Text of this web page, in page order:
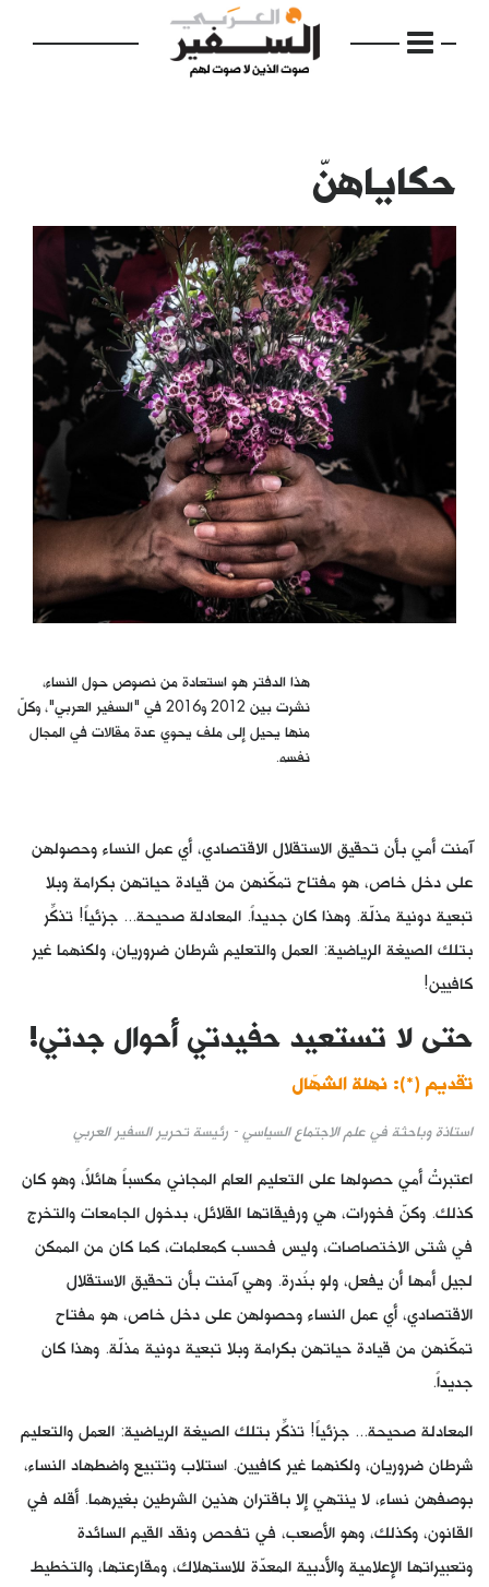
الرئيسية
مواضيع
إفتتاحية
فكرة
دفاتر
بالصورة
كتّابنا
الأرشيف
حكاياهنّ
هذا الدفتر هو استعادة من نصوص حول النساء،
نشرت بين 2012 و2016 في "السفير العربي"، وكلّ
منها يحيل إلى ملف يحوي عدة مقالات في المجال
نفسه.
آمنت أمي بأن تحقيق الاستقلال الاقتصادي، أي عمل النساء وحصولهن
على دخل خاص، هو مفتاح تمكّنهن من قيادة حياتهن بكرامة وبلا
تبعية دونية مذلّة. وهذا كان جديداً. المعادلة صحيحة... جزئياً! تذكِّر
بتلك الصيغة الرياضية: العمل والتعليم شرطان ضروريان، ولكنهما غير
كافيين!
حتى لا تستعيد حفيدتي أحوال جدتي!
تقديم (*): نهلة الشهّال
استاذة وباحثة في علم الاجتماع السياسي - رئيسة تحرير السفير العربي
اعتبرتْ أمي حصولها على التعليم العام المجاني مكسباً هائلاً، وهو كان
كذلك. وكنّ فخورات، هي ورفيقاتها القلائل، بدخول الجامعات والتخرج
في شتى الاختصاصات، وليس فحسب كمعلمات، كما كان من الممكن
لجيل أمها أن يفعل، ولو بنُدرة. وهي آمنت بأن تحقيق الاستقلال
الاقتصادي، أي عمل النساء وحصولهن على دخل خاص، هو مفتاح
تمكّنهن من قيادة حياتهن بكرامة وبلا تبعية دونية مذلّة. وهذا كان
جديداً.
المعادلة صحيحة... جزئياً! تذكِّر بتلك الصيغة الرياضية: العمل والتعليم
شرطان ضروريان، ولكنهما غير كافيين. استلاب وتتبيع واضطهاد النساء،
بوصفهن نساء، لا ينتهي إلا باقتران هذين الشرطين بغيرهما. أقله في
القانون، وكذلك، وهو الأصعب، في تفحص ونقد القيم السائدة
وتعبيراتها الإعلامية والأدبية المعدّة للاستهلاك، ومقارعتها، والتخطيط